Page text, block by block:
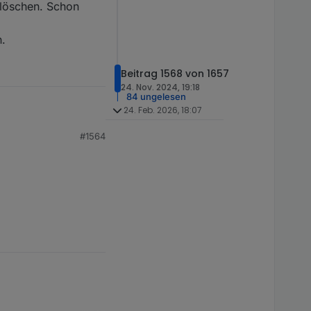
es an ioBroker
;-)):
ist, wird die
von IOBroker
eingetragen werden.
eures
unter
Schon
Schon macht er es#1564
Beitrag 1568 von 1657
24. Nov. 2024, 19:18
84 ungelesen
24. Feb. 2026, 18:07